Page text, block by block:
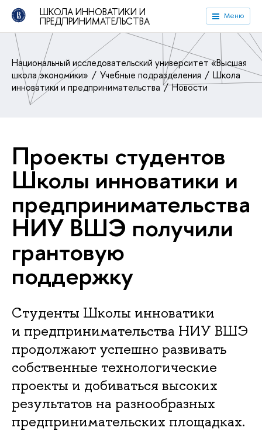
ШКОЛА ИННОВАТИКИ И
ПРЕДПРИНИМАТЕЛЬСТВА Меню
Национальный исследовательский университет «Высшая
школа экономики»
Учебные подразделения
Школа
инноватики и предпринимательства
Новости
Проекты студентов
Школы инноватики и
пред­при­ни­ма­тель­ства
НИУ ВШЭ получили
грантовую
поддержку
Студенты Школы инноватики
и предпринимательства НИУ ВШЭ
продолжают успешно развивать
собственные технологические
проекты и добиваться высоких
результатов на разнообразных
предпринимательских площадках.